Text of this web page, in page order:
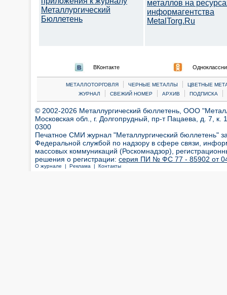
Металлургический
Бюллетень
металлов на
информагентства
MetalTorg.Ru
ВКонтакте
МЕТАЛЛОТОРГОВЛЯ | ЧЕРНЫЕ МЕТАЛЛЫ |
ЦВЕТНЫЕ
ЖУРНАЛ
| СВЕЖИЙ НОМЕР | АРХИВ | ПОДПИСКА |
© 2002-2026 Металлургический бюллетень, ООО
Московская обл., г. Долгопрудный, пр-т Пацаева, д. 7,
0300
Печатное СМИ журнал "Металлургический бюллетень"
Федеральной службой по надзору в сфере связи,
массовых коммуникаций (Роскомнадзор),
решения о регистрации: серия ПИ № ФС 77 - 85902 от 04
О журнале | Реклама | Контакты